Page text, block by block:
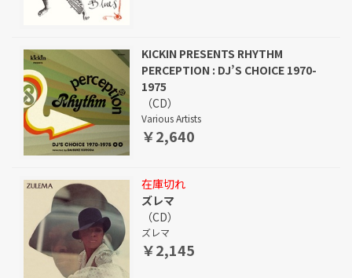
KICKIN PRESENTS RHYTHM
PERCEPTION : DJ’S CHOICE 1970-
1975
（CD）
Various Artists
￥2,640
在庫切れ
ズレマ
（CD）
ズレマ
￥2,145